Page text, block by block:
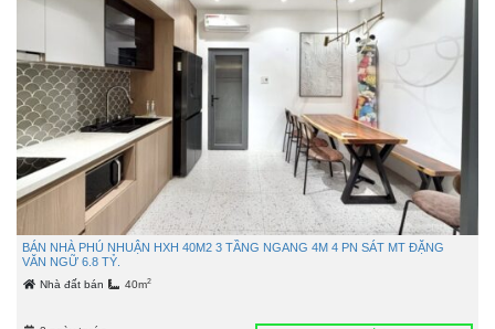
BÁN NHÀ PHÚ NHUẬN HXH 40M2 3 TẦNG NGANG 4M 4 PN SÁT MT ĐẶNG
VĂN NGỮ 6.8 TỶ.
Nhà đất bán 40m2